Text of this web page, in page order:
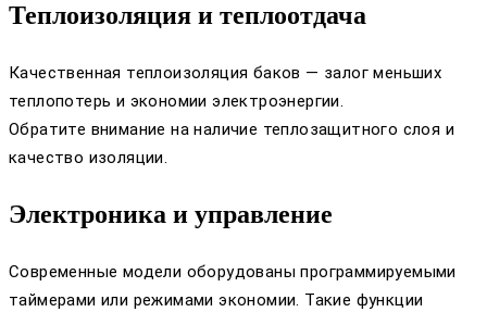
Теплоизоляция и теплоотдача
Качественная теплоизоляция баков — залог меньших
теплопотерь и экономии электроэнергии.
Обратите внимание на наличие теплозащитного слоя и
качество изоляции.
Электроника и управление
Современные модели оборудованы программируемыми
таймерами или режимами экономии. Такие функции